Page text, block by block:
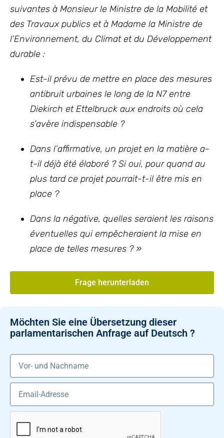
suivantes à Monsieur le Ministre de la Mobilité et
des Travaux publics et à Madame la Ministre de
l’Environnement, du Climat et du Développement
durable :
Est-il prévu de mettre en place des mesures
antibruit urbaines le long de la N7 entre
Diekirch et Ettelbruck aux endroits où cela
s’avère indispensable ?
Dans l’affirmative, un projet en la matière a-
t-il déjà été élaboré ? Si oui, pour quand au
plus tard ce projet pourrait-t-il être mis en
place ?
Dans la négative, quelles seraient les raisons
éventuelles qui empêcheraient la mise en
place de telles mesures ? »
Frage herunterladen
Möchten Sie eine Übersetzung dieser
parlamentarischen Anfrage auf Deutsch ?